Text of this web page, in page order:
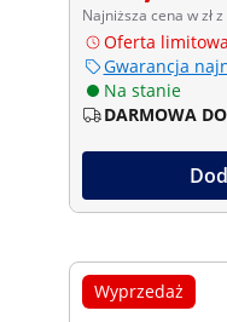
Najniższa cena w zł
Oferta
Gwarancja
Na stanie
DARMOWA
Wyprzedaż